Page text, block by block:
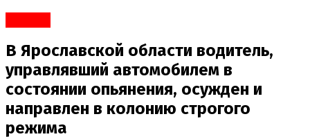
В Ярославской области водитель,
управлявший автомобилем в
состоянии опьянения, осужден и
направлен в колонию строгого
режима